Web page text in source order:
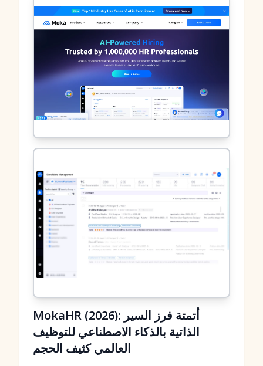
MokaHR (2026): أتمتة فرز السير
الذاتية بالذكاء الاصطناعي للتوظيف
العالمي كثيف الحجم